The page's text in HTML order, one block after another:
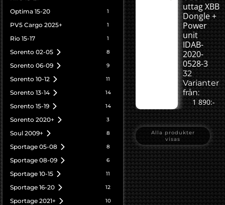
Optima 15-20 1
PV5 Cargo 2025+ 1
Rio 15-17 1
Sorento 02-05 8
Sorento 06-09 9
Sorento 10-12 11
Sorento 13-14 14
Sorento 15-19 14
Sorento 2020+ 3
Soul 2009+ 8
Sportage 05-08 8
Sportage 08-09 6
Sportage 10-15 11
Sportage 16-20 12
Sportage 2021+ 10
uttag XBB
Dongle +
Power
unit
IDAB-
2020-
0528-3
32
Varianter
från:
1 890:-
Alla produkter
visas